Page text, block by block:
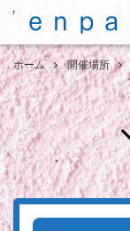
ホーム 開催場所